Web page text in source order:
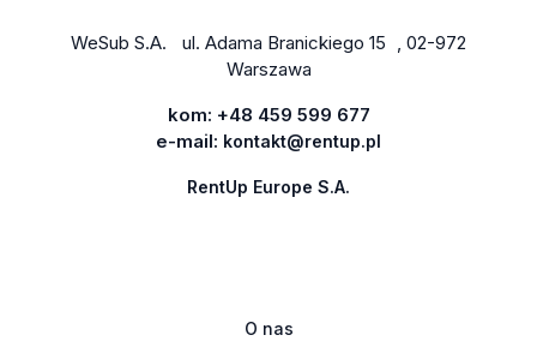
WeSub S.A. ul. Adama Branickiego 15 , 02-972
Warszawa
kom: +48 459 599 677
e-mail: kontakt@rentup.pl
RentUp Europe S.A.
O nas